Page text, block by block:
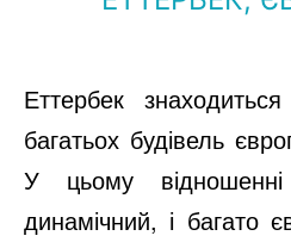
Еттербек
багатьох будівель
У цьому
динамічний, і багато